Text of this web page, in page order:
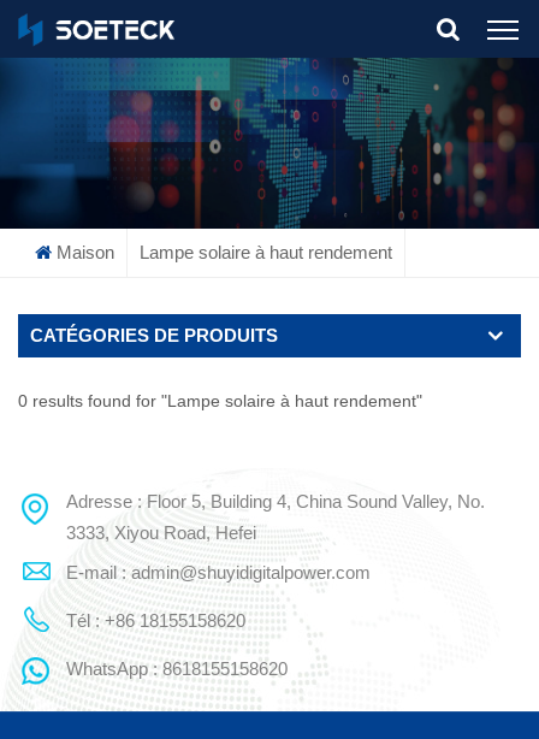
What Are You Looking For?
Maison Lampe solaire à haut rendement
CATÉGORIES DE PRODUITS
0 results found for "Lampe solaire à haut rendement"
Adresse : Floor 5, Building 4, China Sound Valley, No.
3333, Xiyou Road, Hefei
E-mail : admin@shuyidigitalpower.com
Tél : +86 18155158620
WhatsApp : 8618155158620